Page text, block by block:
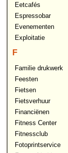
Eetcafés
Espressobar
Evenementen
Exploitatie
F
Familie drukwerk
Feesten
Fietsen
Fietsverhuur
Financiënen
Fitness Center
Fitnessclub
Fotoprintservice